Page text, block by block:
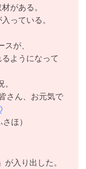
がある。
っている。
スが、
ようになって
さん、お元気で
ほ）
入り出した。